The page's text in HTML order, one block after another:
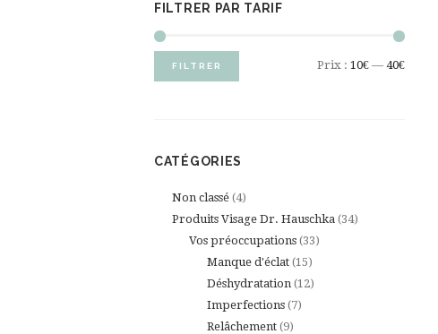
FILTRER PAR TARIF
Prix
Prix
FILTRER Prix : 10€ — 40€
CATÉGORIES
Non classé 44
produits
Produits Visage Dr. Hauschka 3434
Vos préoccupations 3333
Manque d'éclat 1515
produits
Déshydratation 1212
Imperfections 77
Relâchement 99